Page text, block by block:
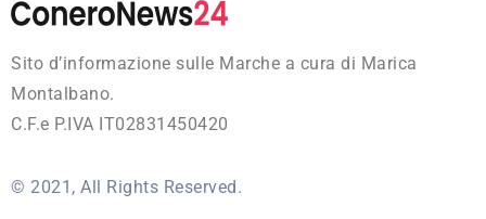
Sito d’informazione sulle Marche a cura di Marica
Montalbano.
C.F.e P.IVA IT02831450420
© 2021, All Rights Reserved.